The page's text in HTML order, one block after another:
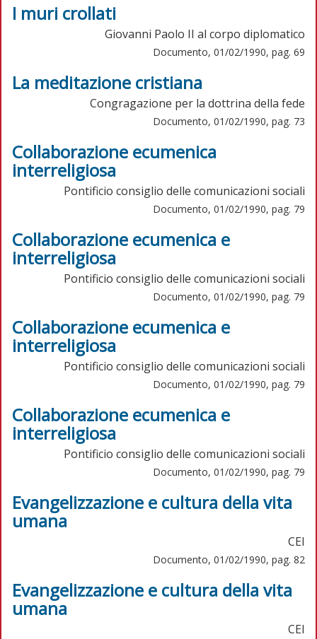
I muri crollati
Giovanni Paolo II al corpo diplomatico
Documento, 01/02/1990, pag. 69
La meditazione cristiana
Congragazione per la dottrina della fede
Documento, 01/02/1990, pag. 73
Collaborazione ecumenica
interreligiosa
Pontificio consiglio delle comunicazioni sociali
Documento, 01/02/1990, pag. 79
Collaborazione ecumenica e
interreligiosa
Pontificio consiglio delle comunicazioni sociali
Documento, 01/02/1990, pag. 79
Collaborazione ecumenica e
interreligiosa
Pontificio consiglio delle comunicazioni sociali
Documento, 01/02/1990, pag. 79
Collaborazione ecumenica e
interreligiosa
Pontificio consiglio delle comunicazioni sociali
Documento, 01/02/1990, pag. 79
Evangelizzazione e cultura della vita
umana
CEI
Documento, 01/02/1990, pag. 82
Evangelizzazione e cultura della vita
umana
CEI